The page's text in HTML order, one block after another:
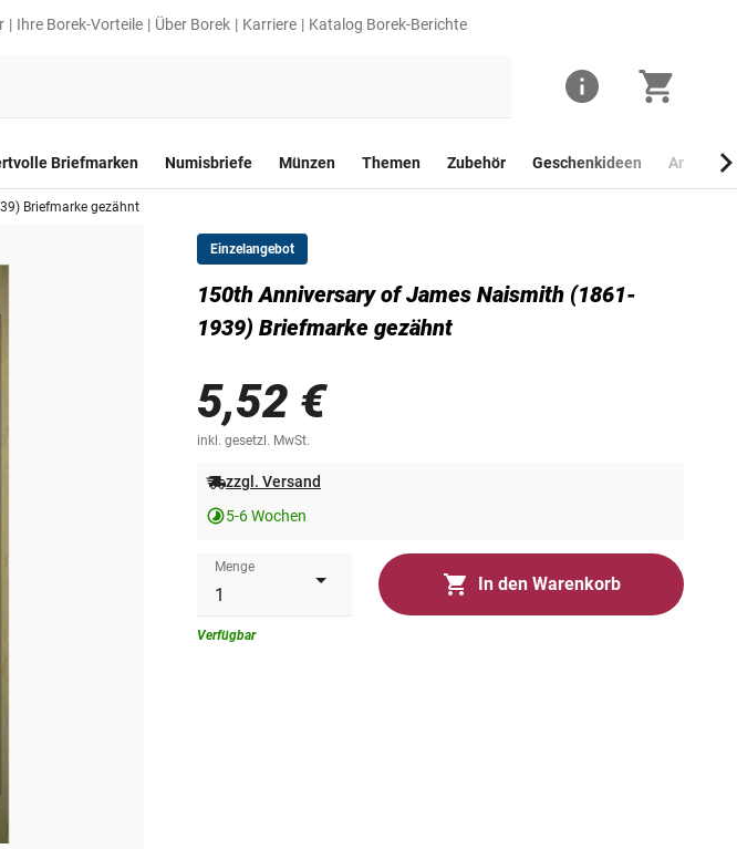
Ihre Borek-Vorteile Über Borek Karriere Katalog Borek-Berichte
Briefmarken Numisbriefe Münzen Themen Zubehör Geschenkideen
Briefmarke gezähnt
Einzelangebot
150th Anniversary of James Naismith (1861-
1939) Briefmarke gezähnt
5,52 €
inkl. gesetzl. MwSt.
zzgl. Versand
5-6 Wochen
Menge
In den Warenkorb
Verfügbar